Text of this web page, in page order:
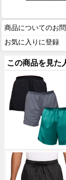
商品についてのお
お気に入りに登録
この商品を見た